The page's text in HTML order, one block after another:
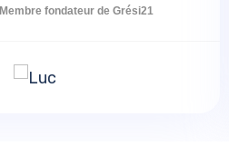
Membre fondateur de Grési21